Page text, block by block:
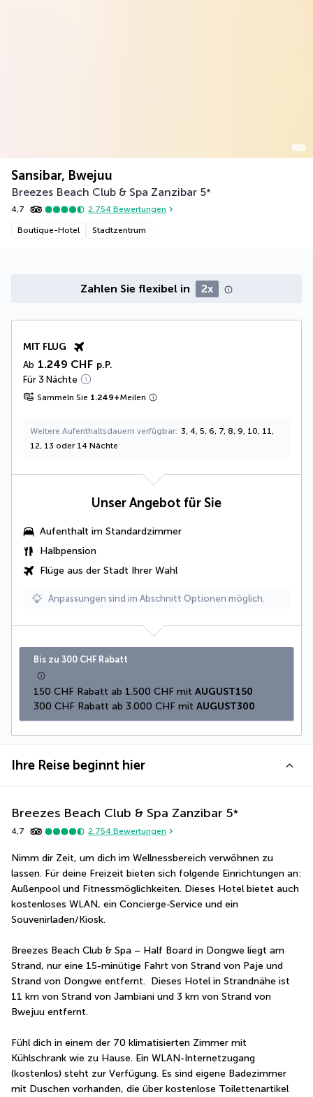
Sansibar, Bwejuu
Breezes Beach Club & Spa Zanzibar 5*
4,7 2.754 Bewertungen
Boutique-Hotel Stadtzentrum
Zahlen Sie flexibel in 2x
MIT FLUG
Ab 1.249 CHF p.P.
Für 3 Nächte
Sammeln Sie 1.249+Meilen
Weitere Aufenthaltsdauern verfügbar 3, 4, 5, 6, 7, 8, 9, 10, 11,
12, 13 oder 14 Nächte
Unser Angebot für Sie
Aufenthalt im Standardzimmer
Halbpension
Flüge aus der Stadt Ihrer Wahl
Anpassungen sind im Abschnitt Optionen möglich.
Bis zu 300 CHF Rabatt
150 CHF Rabatt ab 1.500 CHF mit AUGUST150
300 CHF Rabatt ab 3.000 CHF mit AUGUST300
Ihre Reise beginnt hier
Breezes Beach Club & Spa Zanzibar 5*
4,7 2.754 Bewertungen
Nimm dir Zeit, um dich im Wellnessbereich verwöhnen zu
lassen. Für deine Freizeit bieten sich folgende Einrichtungen an:
Außenpool und Fitnessmöglichkeiten. Dieses Hotel bietet auch
kostenloses WLAN, ein Concierge-Service und ein
Souvenirladen/Kiosk.
Breezes Beach Club & Spa – Half Board in Dongwe liegt am
Strand, nur eine 15-minütige Fahrt von Strand von Paje und
Strand von Dongwe entfernt.  Dieses Hotel in Strandnähe ist
11 km von Strand von Jambiani und 3 km von Strand von
Bwejuu entfernt.
Fühl dich in einem der 70 klimatisierten Zimmer mit
Kühlschrank wie zu Hause. Ein WLAN-Internetzugang
(kostenlos) steht zur Verfügung. Es sind eigene Badezimmer
mit Duschen vorhanden, die über kostenlose Toilettenartikel